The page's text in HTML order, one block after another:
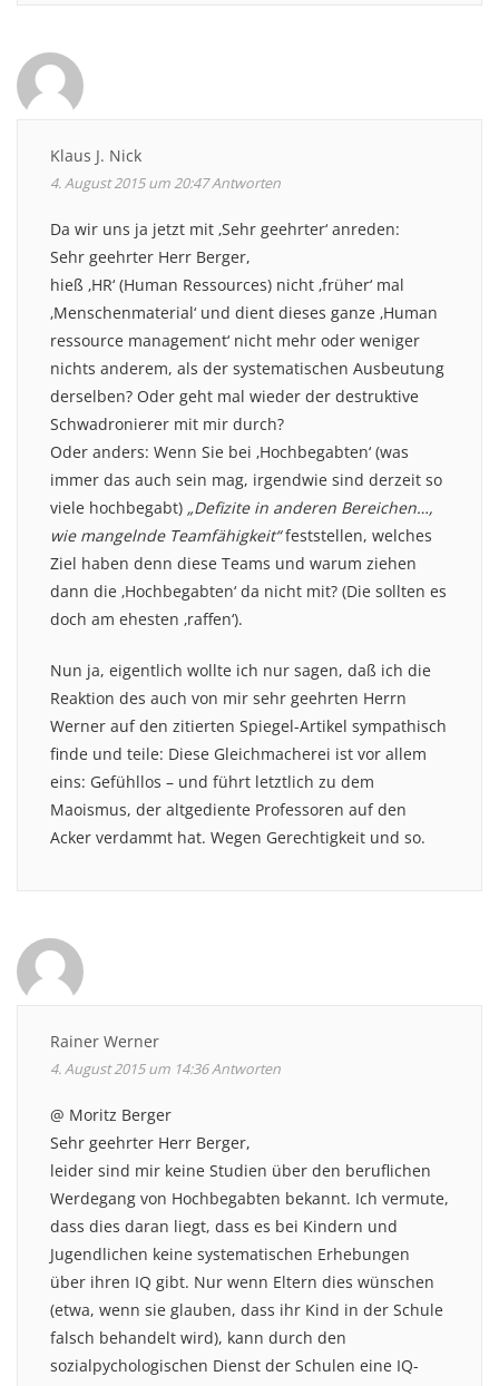
Klaus J. Nick
4. August 2015 um 20:47Antworten
Da wir uns ja jetzt mit ‚Sehr geehrter‘ anreden:
Sehr geehrter Herr Berger,
hieß ‚HR‘ (Human Ressources) nicht ‚früher‘ mal
‚Menschenmaterial‘ und dient dieses ganze ‚Human
ressource management‘ nicht mehr oder weniger
nichts anderem, als der systematischen Ausbeutung
derselben? Oder geht mal wieder der destruktive
Schwadronierer mit mir durch?
Oder anders: Wenn Sie bei ‚Hochbegabten‘ (was
immer das auch sein mag, irgendwie sind derzeit so
viele hochbegabt) „Defizite in anderen Bereichen…,
wie mangelnde Teamfähigkeit“feststellen, welches
Ziel haben denn diese Teams und warum ziehen
dann die ‚Hochbegabten‘ da nicht mit? (Die sollten es
doch am ehesten ‚raffen‘).
Nun ja, eigentlich wollte ich nur sagen, daß ich die
Reaktion des auch von mir sehr geehrten Herrn
Werner auf den zitierten Spiegel-Artikel sympathisch
finde und teile: Diese Gleichmacherei ist vor allem
eins: Gefühllos – und führt letztlich zu dem
Maoismus, der altgediente Professoren auf den
Acker verdammt hat. Wegen Gerechtigkeit und so.
Rainer Werner
4. August 2015 um 14:36Antworten
@ Moritz Berger
Sehr geehrter Herr Berger,
leider sind mir keine Studien über den beruflichen
Werdegang von Hochbegabten bekannt. Ich vermute,
dass dies daran liegt, dass es bei Kindern und
Jugendlichen keine systematischen Erhebungen
über ihren IQ gibt. Nur wenn Eltern dies wünschen
(etwa, wenn sie glauben, dass ihr Kind in der Schule
falsch behandelt wird), kann durch den
sozialpychologischen Dienst der Schulen eine IQ-